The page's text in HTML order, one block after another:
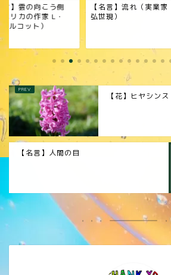
言】雲の向こう側
メリカの作家 L・
ルコット）
【名言】流れ（実業家
弘世現）
【花】ヒヤシンス
【名言】人間の目